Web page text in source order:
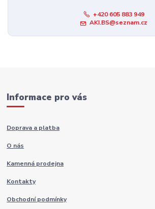
+420 605 883 949
AKI.BS@seznam.cz
Informace pro vás
Doprava a platba
O nás
Kamenná prodejna
Kontakty
Obchodní podmínky